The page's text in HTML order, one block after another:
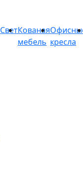
СветКованая
мебель кресла